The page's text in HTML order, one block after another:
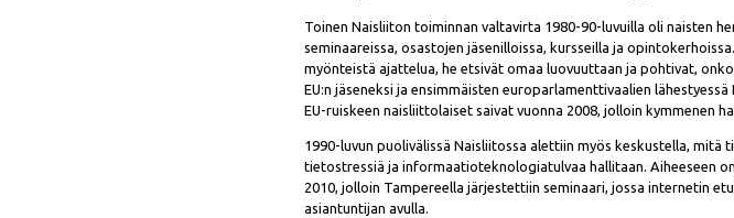
Toinen Naisliiton toiminnan valtavirta 1980-90-luvuilla oli naisten
seminaareissa, osastojen jäsenilloissa, kursseilla ja
myönteistä ajattelua, he etsivät omaa luovuuttaan ja pohtivat,
EU:n jäseneksi ja ensimmäisten europarlamenttivaalien
EU-ruiskeen naisliittolaiset saivat vuonna 2008, jolloin kymmenen
1990-luvun puolivälissä Naisliitossa alettiin myös keskustella, mitä
tietostressiä ja informaatioteknologiatulvaa hallitaan. Aiheeseen
2010, jolloin Tampereella järjestettiin seminaari, jossa internetin
asiantuntijan avulla.